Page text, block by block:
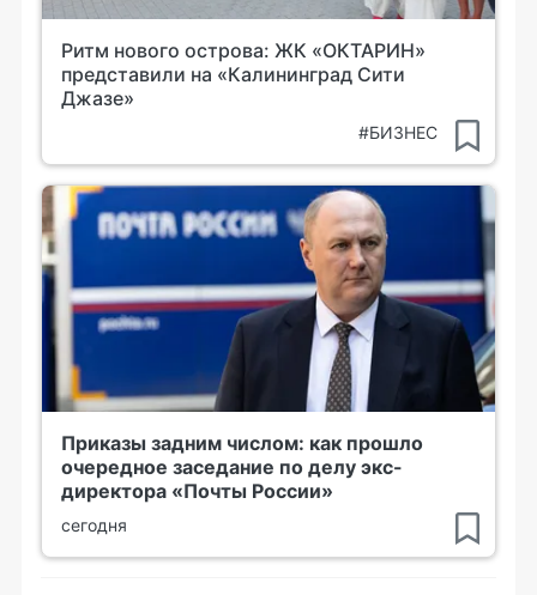
Ритм нового острова: ЖК «ОКТАРИН»
представили на «Калининград Сити
Джазе»
#БИЗНЕС
Приказы задним числом: как прошло
очередное заседание по делу экс-
директора «Почты России»
сегодня